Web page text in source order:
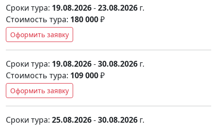
Сроки тура: 19.08.2026-23.08.2026 г.
Стоимость тура: 180 000₽
Оформить заявку
Сроки тура: 19.08.2026-30.08.2026 г.
Стоимость тура: 109 000₽
Оформить заявку
Сроки тура: 25.08.2026-30.08.2026 г.